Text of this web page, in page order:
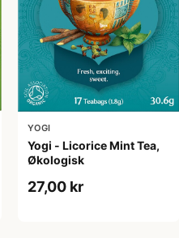
YOGI
Yogi - Licorice Mint Tea,
Økologisk
27,00 kr